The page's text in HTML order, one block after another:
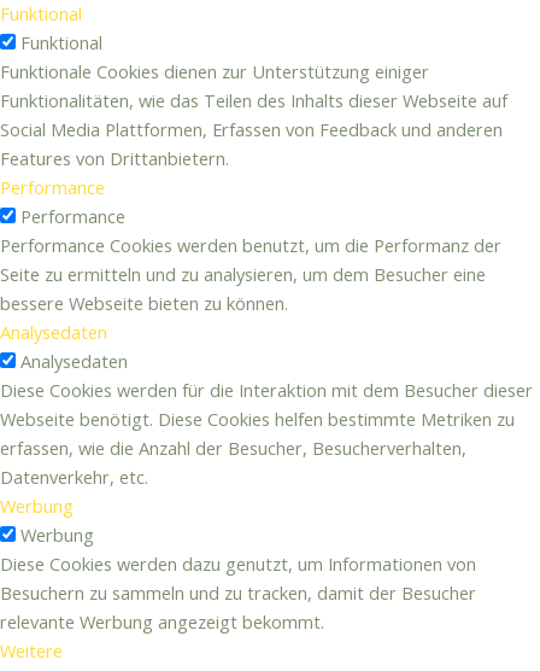
Funktional
Funktional
Funktionale Cookies dienen zur Unterstützung einiger
Funktionalitäten, wie das Teilen des Inhalts dieser Webseite auf
Social Media Plattformen, Erfassen von Feedback und anderen
Features von Drittanbietern.
Performance
Performance
Performance Cookies werden benutzt, um die Performanz der
Seite zu ermitteln und zu analysieren, um dem Besucher eine
bessere Webseite bieten zu können.
Analysedaten
Analysedaten
Diese Cookies werden für die Interaktion mit dem Besucher dieser
Webseite benötigt. Diese Cookies helfen bestimmte Metriken zu
erfassen, wie die Anzahl der Besucher, Besucherverhalten,
Datenverkehr, etc.
Werbung
Werbung
Diese Cookies werden dazu genutzt, um Informationen von
Besuchern zu sammeln und zu tracken, damit der Besucher
relevante Werbung angezeigt bekommt.
Weitere